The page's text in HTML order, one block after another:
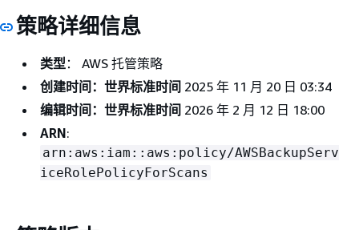
策略详细信息
类型： AWS 托管策略
创建时间：世界标准时间 2025 年 11 月 20 日 03:34
编辑时间：世界标准时间 2026 年 2 月 12 日 18:00
ARN:
arn:aws:iam::aws:policy/AWSBackupServ
iceRolePolicyForScans